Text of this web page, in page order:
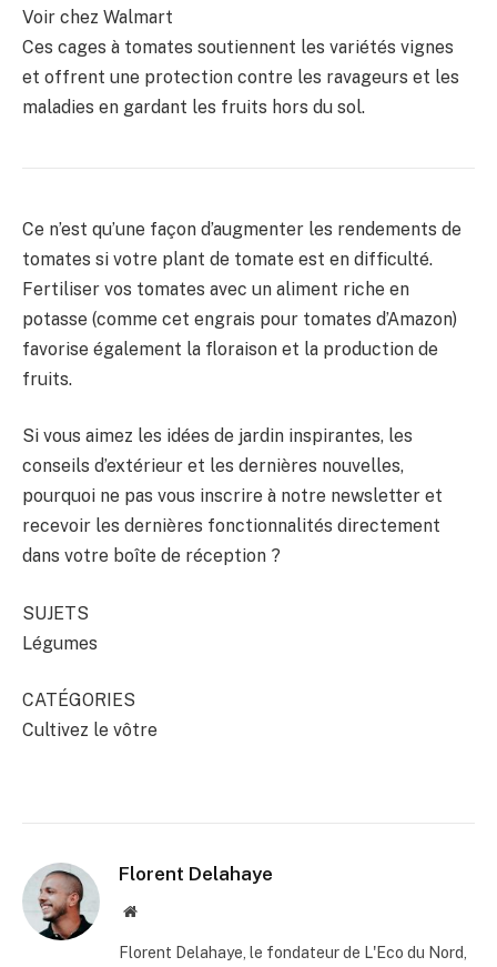
Voir chez Walmart
Ces cages à tomates soutiennent les variétés vignes
et offrent une protection contre les ravageurs et les
maladies en gardant les fruits hors du sol.
Ce n’est qu’une façon d’augmenter les rendements de
tomates si votre plant de tomate est en difficulté.
Fertiliser vos tomates avec un aliment riche en
potasse (comme cet engrais pour tomates d’Amazon)
favorise également la floraison et la production de
fruits.
Si vous aimez les idées de jardin inspirantes, les
conseils d’extérieur et les dernières nouvelles,
pourquoi ne pas vous inscrire à notre newsletter et
recevoir les dernières fonctionnalités directement
dans votre boîte de réception ?
SUJETS
Légumes
CATÉGORIES
Cultivez le vôtre
Florent Delahaye
Site
Florent Delahaye, le fondateur de L'Eco du Nord,